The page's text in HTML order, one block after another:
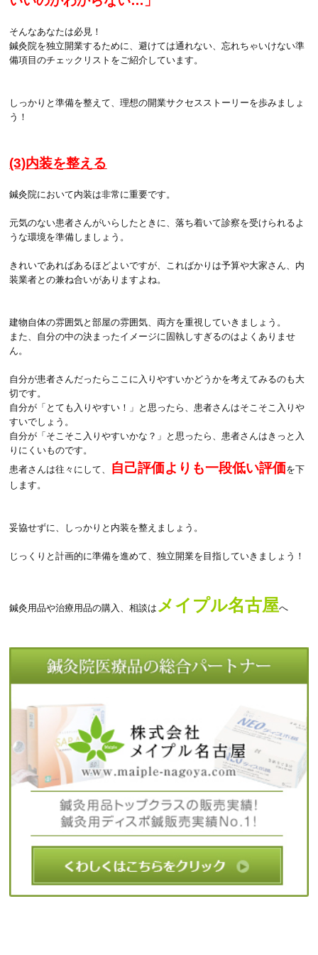
そんなあなたは必見！
鍼灸院を独立開業するために、避けては通れない、忘れちゃいけない準
備項目のチェックリストをご紹介しています。
しっかりと準備を整えて、理想の開業サクセスストーリーを歩みましょ
う！
(3)内装を整える
鍼灸院において内装は非常に重要です。
元気のない患者さんがいらしたときに、落ち着いて診察を受けられるよ
うな環境を準備しましょう。
きれいであればあるほどよいですが、こればかりは予算や大家さん、内
装業者との兼ね合いがありますよね。
建物自体の雰囲気と部屋の雰囲気、両方を重視していきましょう。
また、自分の中の決まったイメージに固執しすぎるのはよくありませ
ん。
自分が患者さんだったらここに入りやすいかどうかを考えてみるのも大
切です。
自分が「とても入りやすい！」と思ったら、患者さんはそこそこ入りや
すいでしょう。
自分が「そこそこ入りやすいかな？」と思ったら、患者さんはきっと入
りにくいものです。
患者さんは往々にして、
自己評価よりも一段低い評価を下
します。
妥協せずに、しっかりと内装を整えましょう。
じっくりと計画的に準備を進めて、独立開業を目指していきましょう！
鍼灸用品や治療用品の購入、相談は メイプル名古屋へ